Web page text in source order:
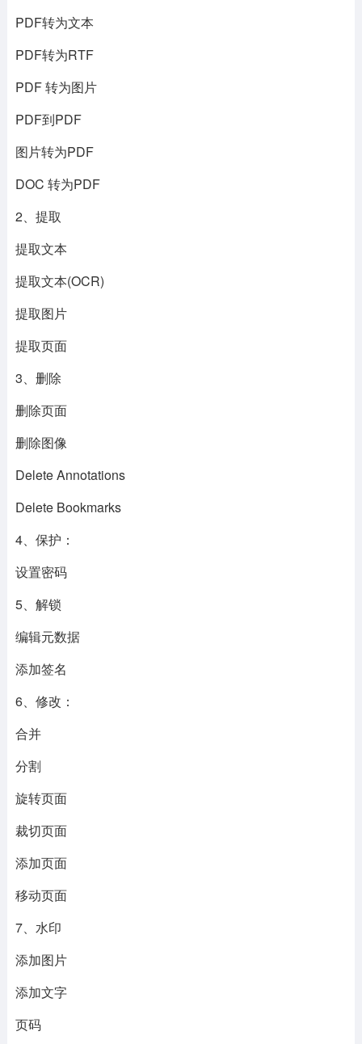
PDF转为文本
PDF转为RTF
PDF 转为图片
PDF到PDF
图片转为PDF
DOC 转为PDF
2、提取
提取文本
提取文本(OCR)
提取图片
提取页面
3、删除
删除页面
删除图像
Delete Annotations
Delete Bookmarks
4、保护：
设置密码
5、解锁
编辑元数据
添加签名
6、修改：
合并
分割
旋转页面
裁切页面
添加页面
移动页面
7、水印
添加图片
添加文字
页码